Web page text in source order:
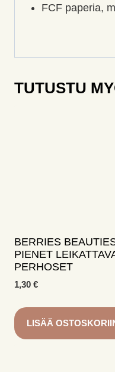
FCF paperia,
TUTUSTU
BERRIES
PIENET
PERHOSET
1,30 €
LISÄÄ